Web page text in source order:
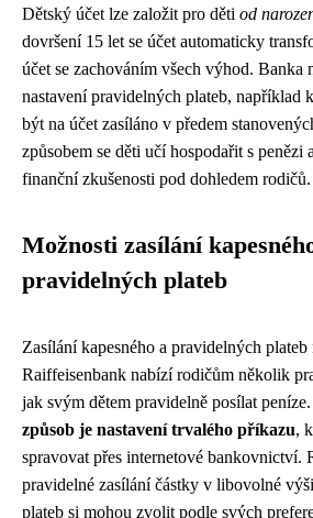
Dětský účet lze založit pro děti od
dovršení 15 let se účet automaticky
účet se zachováním všech výhod. Banka
nastavení pravidelných plateb, například
být na účet zasíláno v předem
způsobem se děti učí hospodařit s penězi
finanční zkušenosti pod dohledem rodičů.
Možnosti zasílání
pravidelných plateb
Zasílání kapesného a pravidelných
Raiffeisenbank nabízí rodičům několik
jak svým dětem pravidelně posílat peníze.
způsob je nastavení trvalého příkazu,
spravovat přes internetové bankovnictví.
pravidelné zasílání částky v libovolné
plateb si mohou zvolit podle svých